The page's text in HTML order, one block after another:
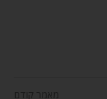
מאמר קודם